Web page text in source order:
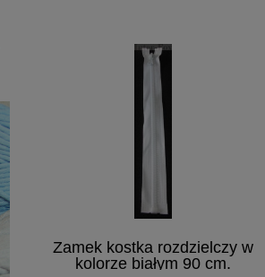
Zamek kostka rozdzielczy w
kolorze białym 90 cm.